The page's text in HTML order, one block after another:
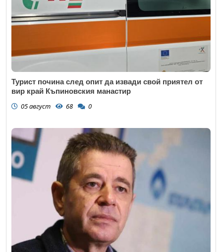
Турист почина след опит да извади свой приятел от
вир край Къпиновския манастир
05 август 68 0